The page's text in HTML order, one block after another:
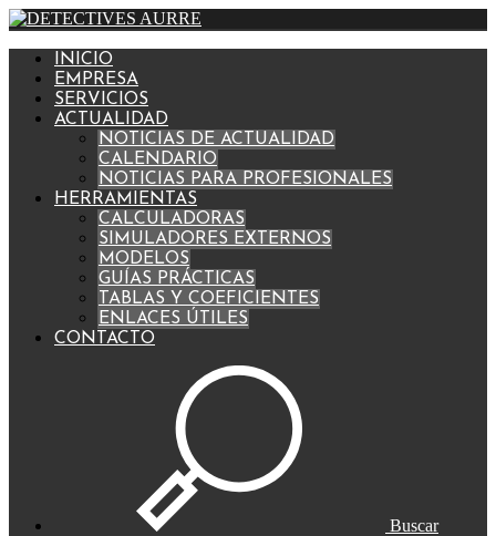
INICIO
EMPRESA
SERVICIOS
ACTUALIDAD
NOTICIAS DE ACTUALIDAD
CALENDARIO
NOTICIAS PARA PROFESIONALES
HERRAMIENTAS
CALCULADORAS
SIMULADORES EXTERNOS
MODELOS
GUÍAS PRÁCTICAS
TABLAS Y COEFICIENTES
ENLACES ÚTILES
CONTACTO
Buscar